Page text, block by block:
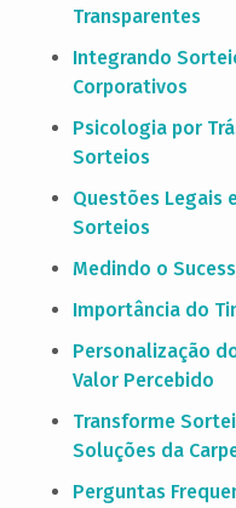
Transparentes
Integrando
Corporativos
Psicologia por
Sorteios
Questões Legais
Sorteios
Medindo o
Importância do
Personalização
Valor Percebido
Transforme
Soluções da
Perguntas